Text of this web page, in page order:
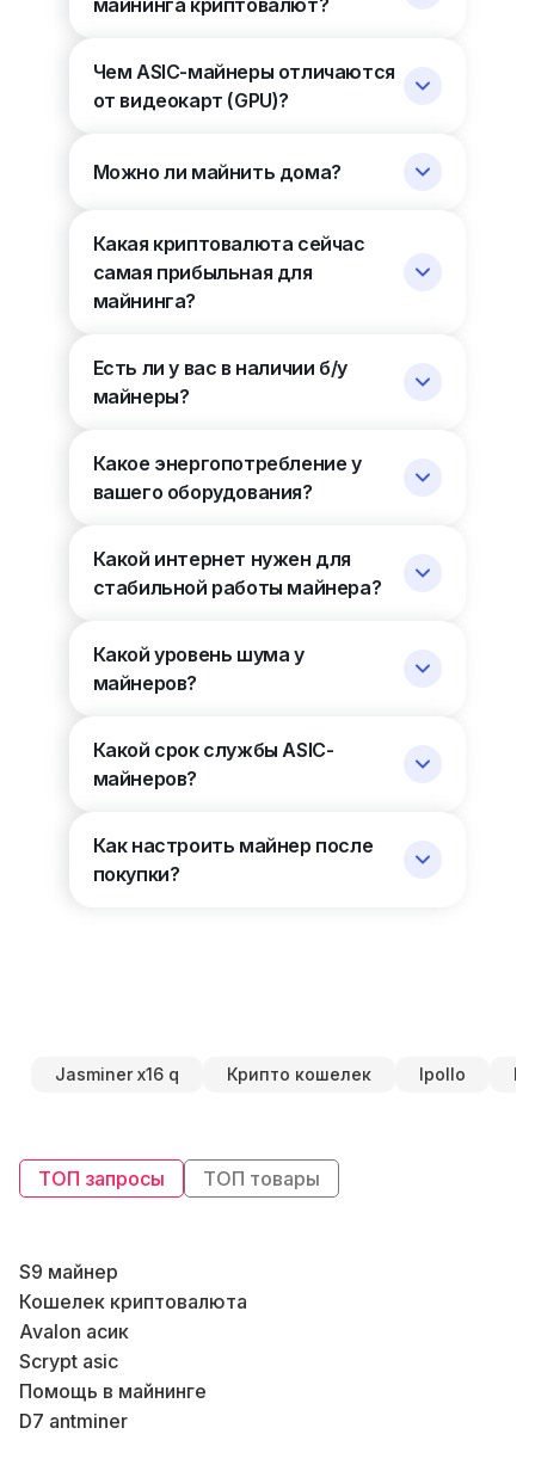
майнинга криптовалют?
Чем ASIC-майнеры отличаются
от видеокарт (GPU)?
Можно ли майнить дома?
Какая криптовалюта сейчас
самая прибыльная для
майнинга?
Есть ли у вас в наличии б/у
майнеры?
Какое энергопотребление у
вашего оборудования?
Какой интернет нужен для
стабильной работы майнера?
Какой уровень шума у
майнеров?
Какой срок службы ASIC-
майнеров?
Как настроить майнер после
покупки?
Jasminer x16 q Крипто кошелек Ipollo
ТОП запросы ТОП товары
S9 майнер
Кошелек криптовалюта
Avalon асик
Scrypt asic
Помощь в майнинге
D7 antminer